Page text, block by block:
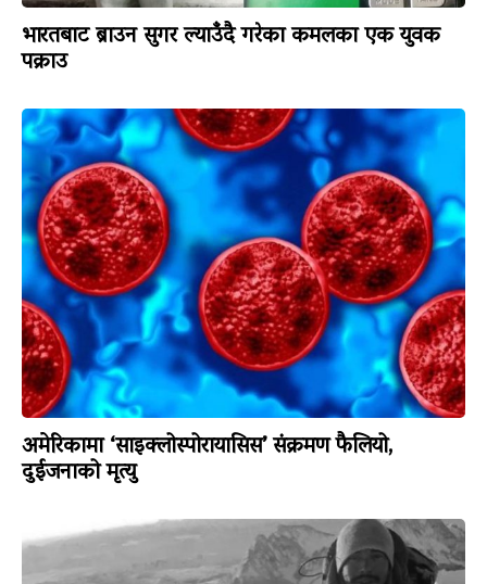
भारतबाट ब्राउन सुगर ल्याउँदै गरेका कमलका एक युवक
पक्राउ
अमेरिकामा ‘साइक्लोस्पोरायासिस’ संक्रमण फैलियो,
दुईजनाको मृत्यु